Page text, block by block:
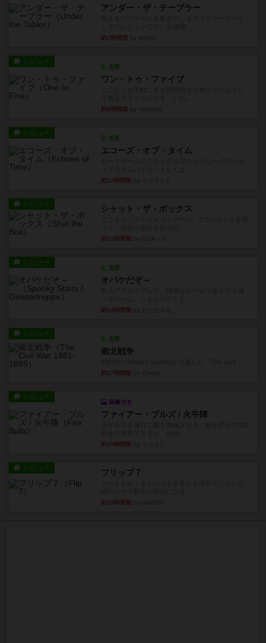
アンダー・ザ・テーブラー
約7時間前
レビュー
充実
ワン・トゥ・ファイブ
約8時間前
レビュー
充実
エコーズ・オブ・タイム
約12時間前
レビュー シャット・ザ・ボックス
約12時間前
レビュー
充実
オバケだぞ～
約14時間前
レビュー
充実
南北戦争
約17時間前
レビュー
画像付き
ファイアー・ブルズ / 火牛陣
約19時間前
レビュー フリップ７
約19時間前